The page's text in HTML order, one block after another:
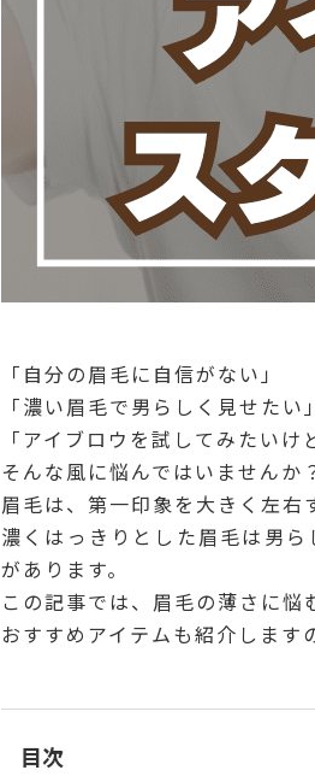
「自分の眉毛に自信がない」
「濃い眉毛で男らしく見せたい」
「アイブロウを試してみたいけ
そんな風に悩んではいませんか
眉毛は、第一印象を大きく左右
濃くはっきりとした眉毛は男
があります。
この記事では、眉毛の薄さに悩
おすすめアイテムも紹介します
目次